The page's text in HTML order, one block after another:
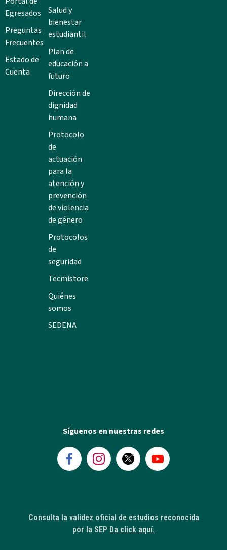
Egresados
Preguntas
Frecuentes
Estado de
Cuenta
Salud y
bienestar
estudiantil
Plan de
educación a
futuro
Dirección de
dignidad
humana
Protocolo
de
actuación
para la
atención y
prevención
de violencia
de género
Protocolos
de
seguridad
Tecmistore
Quiénes
somos
SEDENA
Síguenos en nuestras redes
Consulta la validez oficial de estudios reconocida
por la SEP Da click aquí.